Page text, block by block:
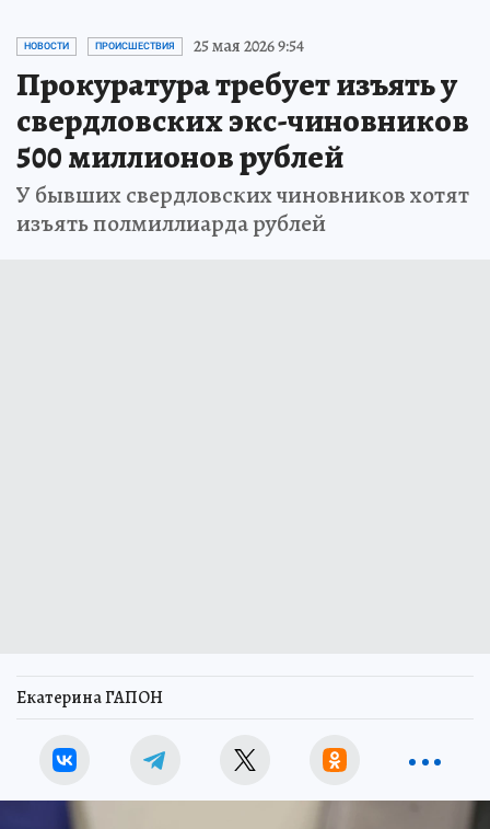
НОВОСТИ ПРОИСШЕСТВИЯ 25 мая 2026 9:54
Прокуратура требует изъять у
свердловских экс-чиновников
500 миллионов рублей
У бывших свердловских чиновников хотят
изъять полмиллиарда рублей
Екатерина ГАПОН